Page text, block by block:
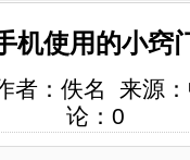
机使用的小窍
者：佚名 来源
论： 0